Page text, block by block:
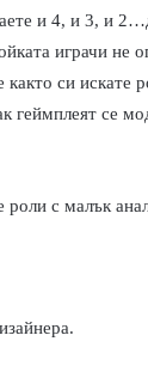
и 4, и 3, и
играчи не
си искате
геймплеят се
с малък